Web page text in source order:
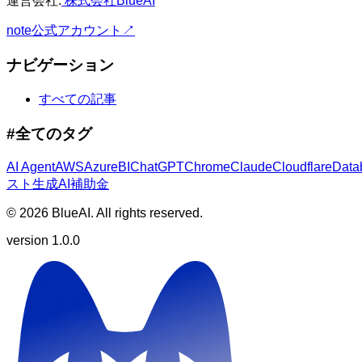
note公式アカウント ↗
ナビゲーション
すべての記事
#全てのタグ
AI Agent​​​​‌ ‍ ​‍​‍‌‍ ‌ ​‍‌‍‍‌‌‍‌ ‌‍‍‌‌‍ ‍​‍​‍​ ‍‍​‍​‍‌ ​ ‌‍​‌‌‍ ‍‌‍‍‌‌ ‌​‌ ‍‌​‍ ‍‌‍‍‌‌‍ ​‍​‍​‍ ​​‍​‍‌‍‍​‌ ​‍‌‍‌‌‌‍‌‍​‍​‍​ ‍‍​‍​‍‌‍‍​‌ ‌​‌ ‌​‌ ​​​ ‍‍​‍ ​‍ ‌‍ ​‌‍ ‌‍​ ‌‍​‌‌‍ ​‌‍‍​‌‍ ‌ ​ ‌ ‌​​ ‍‍​ ​ ​ ​ ​ ​ ​ ​ ​‍ ‌‍‍‌‌‍ ‍‌ ‌​‌‍‌‌‌‍ ‍‌ ‌​​‍ ‌‍‌‌‌‍‌​‌‍‍‌‌ ‌​​‍ ‌‍ ‌‌‍ ‌‍‌​‌‍‌‌​ ‌‌ ​​‌ ​‍‌‍‌‌‌ ​ ‌‍‌‌‌‍ ‍‌ ‌​‌‍​‌‌ ‌​‌‍‍‌‌‍ ‌‍ ‍​ ‍ ‌‍‍‌‌‍‌​​ ‌‌‍​‌​ ‍​​ ‌‍​ ‌‍​ ​​​ ‌​​ ‍‌​ ‌ ​‍ ‌​ ​​‌‍‌​​ ‍‌​ ​‍​‍ ‌​ ‌​​ ​‌​ ​‌​ ​​​‍ ‌‌‍​‌‌‍‌‍​ ‌​‌‍​‌​‍ ‌​ ‍‌​ ‍​​ ‍‌​ ‌‌​ ​​​ ‍​​ ‍‌‌‍​‌​ ​​​ ​ ​ ‍​‌‍​‌​ ‍ ‌ ‌​‌ ‍‌‌ ​​‌‍‌‌​ ‌‌ ‌​‌‍​‌‌‍‌ ​ ‍ ‌ ​​‌‍​‌‌ ‌​‌‍‍​​ ‌‌ ‌​‌‍‍‌‌ ‌​‌‍ ​‌‍‌‌​ ‌‍​‍‌‍​‌‌ ​ ‌‍‌‌‌‌‌‌‌ ​‍‌‍ ​​ ‌‌‍‍​‌ ‌​‌ ‌​‌ ​​​‍‌‌​ ​ ‌​​‌​‍‌‌​ ​‍‌​‌‍​‍‌‌​ ​‍‌​‌‍‌‍ ​‌‍ ‌‍​ ‌‍​‌‌‍ ​‌‍‍​‌‍ ‌ ​ ‌ ‌​​‍‌‌​ ​ ‌​​‌​ ​ ​ ​ ​ ​ ​ ​ ​‍‌‍‌‍‍‌‌‍‌​​ ‌‌‍​‌​ ‍​​ ‌‍​ ‌‍​ ​​​ ‌​​ ‍‌​ ‌ ​‍ ‌​ ​​‌‍‌​​ ‍‌​ ​‍​‍ ‌​ ‌​​ ​‌​ ​‌​ ​​​‍ ‌‌‍​‌‌‍‌‍​ ‌​‌‍​‌​‍ ‌​ ‍‌​ ‍​​ ‍‌​ ‌‌​ ​​​ ‍​​ ‍‌‌‍​‌​ ​​​ ​ ​ ‍​‌‍​‌​‍‌‍‌ ‌​‌ ‍‌‌ ​​‌‍‌‌​ ‌‌ ‌​‌‍​‌‌‍‌ ​‍‌‍‌ ​​‌‍​‌‌ ‌​‌‍‍​​ ‌‌ ‌​‌‍‍‌‌ ‌​‌‍ ​‌‍‌‌​‍‌‍‌ ​​‌‍‌‌‌ ​‍‌ ​ ‌ ​​‌‍‌‌‌‍​ ‌ ‌​‌‍‍‌‌ ‌‍‌‍‌‌​ ‌‌ ​​‌ ‌‌‌‍​‍‌‍ ​‌‍‍‌‌ ​ ‌‍‍​‌‍‌‌‌‍‌​​‍​‍‌ ‌AWS​​​​‌ ‍ ​‍​‍‌‍ ‌ ​‍‌‍‍‌‌‍‌ ‌‍‍‌‌‍ ‍​‍​‍​ ‍‍​‍​‍‌ ​ ‌‍​‌‌‍ ‍‌‍‍‌‌ ‌​‌ ‍‌​‍ ‍‌‍‍‌‌‍ ​‍​‍​‍ ​​‍​‍‌‍‍​‌ ​‍‌‍‌‌‌‍‌‍​‍​‍​ ‍‍​‍​‍‌‍‍​‌ ‌​‌ ‌​‌ ​​​ ‍‍​‍ ​‍ ‌‍ ​‌‍ ‌‍​ ‌‍​‌‌‍ ​‌‍‍​‌‍ ‌ ​ ‌ ‌​​ ‍‍​ ​ ​ ​ ​ ​ ​ ​ ​‍ ‌‍‍‌‌‍ ‍‌ ‌​‌‍‌‌‌‍ ‍‌ ‌​​‍ ‌‍‌‌‌‍‌​‌‍‍‌‌ ‌​​‍ ‌‍ ‌‌‍ ‌‍‌​‌‍‌‌​ ‌‌ ​​‌ ​‍‌‍‌‌‌ ​ ‌‍‌‌‌‍ ‍‌ ‌​‌‍​‌‌ ‌​‌‍‍‌‌‍ ‌‍ ‍​ ‍ ‌‍‍‌‌‍‌​​ ‌‌​​‌‌​‍​‌ ‌ ‌‍ ‌​‍ ​ ​‌‌‌‌‌​ ‌‌​ ‍‌‌‍​ ‌ ​ ‌​‌​‌ ‌‍‌​ ‌‌ ​‌​ ​‌‌‍‍ ‌ ‍‌‌​​‍‌‍‌‍‌‌‍‍‌​ ​ ‍ ‌ ‌​‌ ‍‌‌ ​​‌‍‌‌​ ‌‌ ‌​‌‍​‌‌‍‌ ​ ‍ ‌ ​​‌‍​‌‌ ‌​‌‍‍​​ ‌‌ ‌​‌‍‍‌‌ ‌​‌‍ ​‌‍‌‌​ ‌‍​‍‌‍​‌‌ ​ ‌‍‌‌‌‌‌‌‌ ​‍‌‍ ​​ ‌‌‍‍​‌ ‌​‌ ‌​‌ ​​​‍‌‌​ ​ ‌​​‌​‍‌‌​ ​‍‌​‌‍​‍‌‌​ ​‍‌​‌‍‌‍ ​‌‍ ‌‍​ ‌‍​‌‌‍ ​‌‍‍​‌‍ ‌ ​ ‌ ‌​​‍‌‌​ ​ ‌​​‌​ ​ ​ ​ ​ ​ ​ ​ ​‍‌‍‌‍‍‌‌‍‌​​ ‌‌​​‌‌​‍​‌ ‌ ‌‍ ‌​‍ ​ ​‌‌‌‌‌​ ‌‌​ ‍‌‌‍​ ‌ ​ ‌​‌​‌ ‌‍‌​ ‌‌ ​‌​ ​‌‌‍‍ ‌ ‍‌‌​​‍‌‍‌‍‌‌‍‍‌​ ​‍‌‍‌ ‌​‌ ‍‌‌ ​​‌‍‌‌​ ‌‌ ‌​‌‍​‌‌‍‌ ​‍‌‍‌ ​​‌‍​‌‌ ‌​‌‍‍​​ ‌‌ ‌​‌‍‍‌‌ ‌​‌‍ ​‌‍‌‌​‍‌‍‌ ​​‌‍‌‌‌ ​‍‌ ​ ‌ ​​‌‍‌‌‌‍​ ‌ ‌​‌‍‍‌‌ ‌‍‌‍‌‌​ ‌‌ ​​‌ ‌‌‌‍​‍‌‍ ​‌‍‍‌‌ ​ ‌‍‍​‌‍‌‌‌‍‌​​‍​‍‌ ‌Azure​​​​‌ ‍ ​‍​‍‌‍ ‌ ​‍‌‍‍‌‌‍‌ ‌‍‍‌‌‍ ‍​‍​‍​ ‍‍​‍​‍‌ ​ ‌‍​‌‌‍ ‍‌‍‍‌‌ ‌​‌ ‍‌​‍ ‍‌‍‍‌‌‍ ​‍​‍​‍ ​​‍​‍‌‍‍​‌ ​‍‌‍‌‌‌‍‌‍​‍​‍​ ‍‍​‍​‍‌‍‍​‌ ‌​‌ ‌​‌ ​​​ ‍‍​‍ ​‍ ‌‍ ​‌‍ ‌‍​ ‌‍​‌‌‍ ​‌‍‍​‌‍ ‌ ​ ‌ ‌​​ ‍‍​ ​ ​ ​ ​ ​ ​ ​ ​‍ ‌‍‍‌‌‍ ‍‌ ‌​‌‍‌‌‌‍ ‍‌ ‌​​‍ ‌‍‌‌‌‍‌​‌‍‍‌‌ ‌​​‍ ‌‍ ‌‌‍ ‌‍‌​‌‍‌‌​ ‌‌ ​​‌ ​‍‌‍‌‌‌ ​ ‌‍‌‌‌‍ ‍‌ ‌​‌‍​‌‌ ‌​‌‍‍‌‌‍ ‌‍ ‍​ ‍ ‌‍‍‌‌‍‌​​ ‌‌ ‍​‌‌​‌‌‌​‌​ ​‍‌ ‌‍​ ‍​​ ​‌‌‌‌‌‌‍ ‍‌‍​‍‌ ‌ ​ ​‌‌​‍‍‌​‌‌‌ ​‍​ ‌ ‌‌​​​ ​ ‌ ‌ ‌ ‍‍‌​‍ ‌ ​‍​ ‍ ‌ ‌​‌ ‍‌‌ ​​‌‍‌‌​ ‌‌ ‌​‌‍​‌‌‍‌ ​ ‍ ‌ ​​‌‍​‌‌ ‌​‌‍‍​​ ‌‌ ‌​‌‍‍‌‌ ‌​‌‍ ​‌‍‌‌​ ‌‍​‍‌‍​‌‌ ​ ‌‍‌‌‌‌‌‌‌ ​‍‌‍ ​​ ‌‌‍‍​‌ ‌​‌ ‌​‌ ​​​‍‌‌​ ​ ‌​​‌​‍‌‌​ ​‍‌​‌‍​‍‌‌​ ​‍‌​‌‍‌‍ ​‌‍ ‌‍​ ‌‍​‌‌‍ ​‌‍‍​‌‍ ‌ ​ ‌ ‌​​‍‌‌​ ​ ‌​​‌​ ​ ​ ​ ​ ​ ​ ​ ​‍‌‍‌‍‍‌‌‍‌​​ ‌‌ ‍​‌‌​‌‌‌​‌​ ​‍‌ ‌‍​ ‍​​ ​‌‌‌‌‌‌‍ ‍‌‍​‍‌ ‌ ​ ​‌‌​‍‍‌​‌‌‌ ​‍​ ‌ ‌‌​​​ ​ ‌ ‌ ‌ ‍‍‌​‍ ‌ ​‍​‍‌‍‌ ‌​‌ ‍‌‌ ​​‌‍‌‌​ ‌‌ ‌​‌‍​‌‌‍‌ ​‍‌‍‌ ​​‌‍​‌‌ ‌​‌‍‍​​ ‌‌ ‌​‌‍‍‌‌ ‌​‌‍ ​‌‍‌‌​‍‌‍‌ ​​‌‍‌‌‌ ​‍‌ ​ ‌ ​​‌‍‌‌‌‍​ ‌ ‌​‌‍‍‌‌ ‌‍‌‍‌‌​ ‌‌ ​​‌ ‌‌‌‍​‍‌‍ ​‌‍‍‌‌ ​ ‌‍‍​‌‍‌‌‌‍‌​​‍​‍‌ ‌BI​​​​‌ ‍ ​‍​‍‌‍ ‌ ​‍‌‍‍‌‌‍‌ ‌‍‍‌‌‍ ‍​‍​‍​ ‍‍​‍​‍‌ ​ ‌‍​‌‌‍ ‍‌‍‍‌‌ ‌​‌ ‍‌​‍ ‍‌‍‍‌‌‍ ​‍​‍​‍ ​​‍​‍‌‍‍​‌ ​‍‌‍‌‌‌‍‌‍​‍​‍​ ‍‍​‍​‍‌‍‍​‌ ‌​‌ ‌​‌ ​​​ ‍‍​‍ ​‍ ‌‍ ​‌‍ ‌‍​ ‌‍​‌‌‍ ​‌‍‍​‌‍ ‌ ​ ‌ ‌​​ ‍‍​ ​ ​ ​ ​ ​ ​ ​ ​‍ ‌‍‍‌‌‍ ‍‌ ‌​‌‍‌‌‌‍ ‍‌ ‌​​‍ ‌‍‌‌‌‍‌​‌‍‍‌‌ ‌​​‍ ‌‍ ‌‌‍ ‌‍‌​‌‍‌‌​ ‌‌ ​​‌ ​‍‌‍‌‌‌ ​ ‌‍‌‌‌‍ ‍‌ ‌​‌‍​‌‌ ‌​‌‍‍‌‌‍ ‌‍ ‍​ ‍ ‌‍‍‌‌‍‌​​ ‌‌‍‌​‌ ‌‍‌‌‍​‌‍​‌‌​ ​‌‍‌‍​ ​ ‌‌‍‌​ ‍‌​ ​‌​ ‍‌‌‍ ​‌​​‍‌​ ​‌‍‌ ‌​‍‌‌​​ ‌​ ​‌​ ​‌ ​ ‌ ‌‌​ ‌‍​ ‍ ‌ ‌​‌ ‍‌‌ ​​‌‍‌‌​ ‌‌ ‌​‌‍​‌‌‍‌ ​ ‍ ‌ ​​‌‍​‌‌ ‌​‌‍‍​​ ‌‌ ‌​‌‍‍‌‌ ‌​‌‍ ​‌‍‌‌​ ‌‍​‍‌‍​‌‌ ​ ‌‍‌‌‌‌‌‌‌ ​‍‌‍ ​​ ‌‌‍‍​‌ ‌​‌ ‌​‌ ​​​‍‌‌​ ​ ‌​​‌​‍‌‌​ ​‍‌​‌‍​‍‌‌​ ​‍‌​‌‍‌‍ ​‌‍ ‌‍​ ‌‍​‌‌‍ ​‌‍‍​‌‍ ‌ ​ ‌ ‌​​‍‌‌​ ​ ‌​​‌​ ​ ​ ​ ​ ​ ​ ​ ​‍‌‍‌‍‍‌‌‍‌​​ ‌‌‍‌​‌ ‌‍‌‌‍​‌‍​‌‌​ ​‌‍‌‍​ ​ ‌‌‍‌​ ‍‌​ ​‌​ ‍‌‌‍ ​‌​​‍‌​ ​‌‍‌ ‌​‍‌‌​​ ‌​ ​‌​ ​‌ ​ ‌ ‌‌​ ‌‍​‍‌‍‌ ‌​‌ ‍‌‌ ​​‌‍‌‌​ ‌‌ ‌​‌‍​‌‌‍‌ ​‍‌‍‌ ​​‌‍​‌‌ ‌​‌‍‍​​ ‌‌ ‌​‌‍‍‌‌ ‌​‌‍ ​‌‍‌‌​‍‌‍‌ ​​‌‍‌‌‌ ​‍‌ ​ ‌ ​​‌‍‌‌‌‍​ ‌ ‌​‌‍‍‌‌ ‌‍‌‍‌‌​ ‌‌ ​​‌ ‌‌‌‍​‍‌‍ ​‌‍‍‌‌ ​ ‌‍‍​‌‍‌‌‌‍‌​​‍​‍‌ ‌ ChatGPT​​​​‌ ‍ ​‍​‍‌‍ ‌ ​‍‌‍‍‌‌‍‌ ‌‍‍‌‌‍ ‍​‍​‍​ ‍‍​‍​‍‌ ​ ‌‍​‌‌‍ ‍‌‍‍‌‌ ‌​‌ ‍‌​‍ ‍‌‍‍‌‌‍ ​‍​‍​‍ ​​‍​‍‌‍‍​‌ ​‍‌‍‌‌‌‍‌‍​‍​‍​ ‍‍​‍​‍‌‍‍​‌ ‌​‌ ‌​‌ ​​​ ‍‍​‍ ​‍ ‌‍ ​‌‍ ‌‍​ ‌‍​‌‌‍ ​‌‍‍​‌‍ ‌ ​ ‌ ‌​​ ‍‍​ ​ ​ ​ ​ ​ ​ ​ ​‍ ‌‍‍‌‌‍ ‍‌ ‌​‌‍‌‌‌‍ ‍‌ ‌​​‍ ‌‍‌‌‌‍‌​‌‍‍‌‌ ‌​​‍ ‌‍ ‌‌‍ ‌‍‌​‌‍‌‌​ ‌‌ ​​‌ ​‍‌‍‌‌‌ ​ ‌‍‌‌‌‍ ‍‌ ‌​‌‍​‌‌ ‌​‌‍‍‌‌‍ ‌‍ ‍​ ‍ ‌‍‍‌‌‍‌​​ ‌​ ‌‌​ ​​‌‍​‌​ ​‍‌‍​‍​ ‌‍‌‍‌‌‌‍​‌​‍ ‌​ ‌‌​ ‌‌​ ‌​​ ​​​‍ ‌​ ‌​​ ​‌‌‍​ ‌‍‌​​‍ ‌‌‍​‌‌‍‌‍​ ‌‌​ ‍‌​‍ ‌‌‍​‌‌‍​‌​ ‍​​ ‍​​ ​ ​ ‌ ‌‍​‌​ ​ ​ ‌ ​ ‌​​ ‍​​ ‌‌​ ‍ ‌ ‌​‌ ‍‌‌ ​​‌‍‌‌​ ‌‌ ‌​‌‍​‌‌‍‌ ​ ‍ ‌ ​​‌‍​‌‌ ‌​‌‍‍​​ ‌‌ ‌​‌‍‍‌‌ ‌​‌‍ ​‌‍‌‌​ ‌‍​‍‌‍​‌‌ ​ ‌‍‌‌‌‌‌‌‌ ​‍‌‍ ​​ ‌‌‍‍​‌ ‌​‌ ‌​‌ ​​​‍‌‌​ ​ ‌​​‌​‍‌‌​ ​‍‌​‌‍​‍‌‌​ ​‍‌​‌‍‌‍ ​‌‍ ‌‍​ ‌‍​‌‌‍ ​‌‍‍​‌‍ ‌ ​ ‌ ‌​​‍‌‌​ ​ ‌​​‌​ ​ ​ ​ ​ ​ ​ ​ ​‍‌‍‌‍‍‌‌‍‌​​ ‌​ ‌‌​ ​​‌‍​‌​ ​‍‌‍​‍​ ‌‍‌‍‌‌‌‍​‌​‍ ‌​ ‌‌​ ‌‌​ ‌​​ ​​​‍ ‌​ ‌​​ ​‌‌‍​ ‌‍‌​​‍ ‌‌‍​‌‌‍‌‍​ ‌‌​ ‍‌​‍ ‌‌‍​‌‌‍​‌​ ‍​​ ‍​​ ​ ​ ‌ ‌‍​‌​ ​ ​ ‌ ​ ‌​​ ‍​​ ‌‌​‍‌‍‌ ‌​‌ ‍‌‌ ​​‌‍‌‌​ ‌‌ ‌​‌‍​‌‌‍‌ ​‍‌‍‌ ​​‌‍​‌‌ ‌​‌‍‍​​ ‌‌ ‌​‌‍‍‌‌ ‌​‌‍ ​‌‍‌‌​‍‌‍‌ ​​‌‍‌‌‌ ​‍‌ ​ ‌ ​​‌‍‌‌‌‍​ ‌ ‌​‌‍‍‌‌ ‌‍‌‍‌‌​ ‌‌ ​​‌ ‌‌‌‍​‍‌‍ ​‌‍‍‌‌ ​ ‌‍‍​‌‍‌‌‌‍‌​​‍​‍‌ ‌Chrome​​​​‌ ‍ ​‍​‍‌‍ ‌ ​‍‌‍‍‌‌‍‌ ‌‍‍‌‌‍ ‍​‍​‍​ ‍‍​‍​‍‌ ​ ‌‍​‌‌‍ ‍‌‍‍‌‌ ‌​‌ ‍‌​‍ ‍‌‍‍‌‌‍ ​‍​‍​‍ ​​‍​‍‌‍‍​‌ ​‍‌‍‌‌‌‍‌‍​‍​‍​ ‍‍​‍​‍‌‍‍​‌ ‌​‌ ‌​‌ ​​​ ‍‍​‍ ​‍ ‌‍ ​‌‍ ‌‍​ ‌‍​‌‌‍ ​‌‍‍​‌‍ ‌ ​ ‌ ‌​​ ‍‍​ ​ ​ ​ ​ ​ ​ ​ ​‍ ‌‍‍‌‌‍ ‍‌ ‌​‌‍‌‌‌‍ ‍‌ ‌​​‍ ‌‍‌‌‌‍‌​‌‍‍‌‌ ‌​​‍ ‌‍ ‌‌‍ ‌‍‌​‌‍‌‌​ ‌‌ ​​‌ ​‍‌‍‌‌‌ ​ ‌‍‌‌‌‍ ‍‌ ‌​‌‍​‌‌ ‌​‌‍‍‌‌‍ ‌‍ ‍​ ‍ ‌‍‍‌‌‍‌​​ ‌​ ‌‍​ ‌‌‌‍​ ‌‍​‌‌‍‌‌‌‍‌​‌‍​ ​ ​‍​‍ ‌​ ‌​‌‍​ ‌‍‌‍​ ​‍​‍ ‌​ ‌​​ ‍‌​ ‌​​ ‌​​‍ ‌‌‍​‌​ ‌‍‌‍‌​​ ‌‌​‍ ‌‌‍‌‌​ ​​​ ​ ​ ‍‌​ ​‌‌‍‌‌‌‍‌​​ ​​​ ‍‌​ ‌‌​ ‍​​ ​‍​ ‍ ‌ ‌​‌ ‍‌‌ ​​‌‍‌‌​ ‌‌ ‌​‌‍​‌‌‍‌ ​ ‍ ‌ ​​‌‍​‌‌ ‌​‌‍‍​​ ‌‌ ‌​‌‍‍‌‌ ‌​‌‍ ​‌‍‌‌​ ‌‍​‍‌‍​‌‌ ​ ‌‍‌‌‌‌‌‌‌ ​‍‌‍ ​​ ‌‌‍‍​‌ ‌​‌ ‌​‌ ​​​‍‌‌​ ​ ‌​​‌​‍‌‌​ ​‍‌​‌‍​‍‌‌​ ​‍‌​‌‍‌‍ ​‌‍ ‌‍​ ‌‍​‌‌‍ ​‌‍‍​‌‍ ‌ ​ ‌ ‌​​‍‌‌​ ​ ‌​​‌​ ​ ​ ​ ​ ​ ​ ​ ​‍‌‍‌‍‍‌‌‍‌​​ ‌​ ‌‍​ ‌‌‌‍​ ‌‍​‌‌‍‌‌‌‍‌​‌‍​ ​ ​‍​‍ ‌​ ‌​‌‍​ ‌‍‌‍​ ​‍​‍ ‌​ ‌​​ ‍‌​ ‌​​ ‌​​‍ ‌‌‍​‌​ ‌‍‌‍‌​​ ‌‌​‍ ‌‌‍‌‌​ ​​​ ​ ​ ‍‌​ ​‌‌‍‌‌‌‍‌​​ ​​​ ‍‌​ ‌‌​ ‍​​ ​‍​‍‌‍‌ ‌​‌ ‍‌‌ ​​‌‍‌‌​ ‌‌ ‌​‌‍​‌‌‍‌ ​‍‌‍‌ ​​‌‍​‌‌ ‌​‌‍‍​​ ‌‌ ‌​‌‍‍‌‌ ‌​‌‍ ​‌‍‌‌​‍‌‍‌ ​​‌‍‌‌‌ ​‍‌ ​ ‌ ​​‌‍‌‌‌‍​ ‌ ‌​‌‍‍‌‌ ‌‍‌‍‌‌​ ‌‌ ​​‌ ‌‌‌‍​‍‌‍ ​‌‍‍‌‌ ​ ‌‍‍​‌‍‌‌‌‍‌​​‍​‍‌ ‌Claude​​​​‌ ‍ ​‍​‍‌‍ ‌ ​‍‌‍‍‌‌‍‌ ‌‍‍‌‌‍ ‍​‍​‍​ ‍‍​‍​‍‌ ​ ‌‍​‌‌‍ ‍‌‍‍‌‌ ‌​‌ ‍‌​‍ ‍‌‍‍‌‌‍ ​‍​‍​‍ ​​‍​‍‌‍‍​‌ ​‍‌‍‌‌‌‍‌‍​‍​‍​ ‍‍​‍​‍‌‍‍​‌ ‌​‌ ‌​‌ ​​​ ‍‍​‍ ​‍ ‌‍ ​‌‍ ‌‍​ ‌‍​‌‌‍ ​‌‍‍​‌‍ ‌ ​ ‌ ‌​​ ‍‍​ ​ ​ ​ ​ ​ ​ ​ ​‍ ‌‍‍‌‌‍ ‍‌ ‌​‌‍‌‌‌‍ ‍‌ ‌​​‍ ‌‍‌‌‌‍‌​‌‍‍‌‌ ‌​​‍ ‌‍ ‌‌‍ ‌‍‌​‌‍‌‌​ ‌‌ ​​‌ ​‍‌‍‌‌‌ ​ ‌‍‌‌‌‍ ‍‌ ‌​‌‍​‌‌ ‌​‌‍‍‌‌‍ ‌‍ ‍​ ‍ ‌‍‍‌‌‍‌​​ ‌‌‍‌​‌ ‌‍‌‌‍​‌‍​‌‌​ ​‌‍‌‍​ ​ ‌‌‍‌​ ‍‌​ ​‌​ ‍‌‌‍ ​‌​​‍‌​ ​‌‍‌ ‌​‍‌‌​​ ‌​ ​‌​ ​‌ ​ ‌‍ ‌‌​‌‌​ ‍ ‌ ‌​‌ ‍‌‌ ​​‌‍‌‌​ ‌‌ ‌​‌‍​‌‌‍‌ ​ ‍ ‌ ​​‌‍​‌‌ ‌​‌‍‍​​ ‌‌ ‌​‌‍‍‌‌ ‌​‌‍ ​‌‍‌‌​ ‌‍​‍‌‍​‌‌ ​ ‌‍‌‌‌‌‌‌‌ ​‍‌‍ ​​ ‌‌‍‍​‌ ‌​‌ ‌​‌ ​​​‍‌‌​ ​ ‌​​‌​‍‌‌​ ​‍‌​‌‍​‍‌‌​ ​‍‌​‌‍‌‍ ​‌‍ ‌‍​ ‌‍​‌‌‍ ​‌‍‍​‌‍ ‌ ​ ‌ ‌​​‍‌‌​ ​ ‌​​‌​ ​ ​ ​ ​ ​ ​ ​ ​‍‌‍‌‍‍‌‌‍‌​​ ‌‌‍‌​‌ ‌‍‌‌‍​‌‍​‌‌​ ​‌‍‌‍​ ​ ‌‌‍‌​ ‍‌​ ​‌​ ‍‌‌‍ ​‌​​‍‌​ ​‌‍‌ ‌​‍‌‌​​ ‌​ ​‌​ ​‌ ​ ‌‍ ‌‌​‌‌​‍‌‍‌ ‌​‌ ‍‌‌ ​​‌‍‌‌​ ‌‌ ‌​‌‍​‌‌‍‌ ​‍‌‍‌ ​​‌‍​‌‌ ‌​‌‍‍​​ ‌‌ ‌​‌‍‍‌‌ ‌​‌‍ ​‌‍‌‌​‍‌‍‌ ​​‌‍‌‌‌ ​‍‌ ​ ‌ ​​‌‍‌‌‌‍​ ‌ ‌​‌‍‍‌‌ ‌‍‌‍‌‌​ ‌‌ ​​‌ ‌‌‌‍​‍‌‍ ​‌‍‍‌‌ ​ ‌‍‍​‌‍‌‌‌‍‌​​‍​‍‌ ‌Cloudflare​​​​‌ ‍ ​‍​‍‌‍ ‌ ​‍‌‍‍‌‌‍‌ ‌‍‍‌‌‍ ‍​‍​‍​ ‍‍​‍​‍‌ ​ ‌‍​‌‌‍ ‍‌‍‍‌‌ ‌​‌ ‍‌​‍ ‍‌‍‍‌‌‍ ​‍​‍​‍ ​​‍​‍‌‍‍​‌ ​‍‌‍‌‌‌‍‌‍​‍​‍​ ‍‍​‍​‍‌‍‍​‌ ‌​‌ ‌​‌ ​​​ ‍‍​‍ ​‍ ‌‍ ​‌‍ ‌‍​ ‌‍​‌‌‍ ​‌‍‍​‌‍ ‌ ​ ‌ ‌​​ ‍‍​ ​ ​ ​ ​ ​ ​ ​ ​‍ ‌‍‍‌‌‍ ‍‌ ‌​‌‍‌‌‌‍ ‍‌ ‌​​‍ ‌‍‌‌‌‍‌​‌‍‍‌‌ ‌​​‍ ‌‍ ‌‌‍ ‌‍‌​‌‍‌‌​ ‌‌ ​​‌ ​‍‌‍‌‌‌ ​ ‌‍‌‌‌‍ ‍‌ ‌​‌‍​‌‌ ‌​‌‍‍‌‌‍ ‌‍ ‍​ ‍ ‌‍‍‌‌‍‌​​ ‌‌‍‌‌​ ​​​ ‌ ‌‍‌​‌‍​‌​ ‌‍‌‍‌​​ ​ ​‍ ‌‌‍​‌​ ​ ​ ​​‌‍​ ​‍ ‌​ ‌​‌‍‌‍‌‍‌​​ ‌ ​‍ ‌​ ‍​​ ‌​‌‍​‌‌‍‌‌​‍ ‌‌‍‌​​ ​‍​ ‌​‌‍‌‌‌‍‌‍​ ‌​​ ​‌​ ‌ ‌‍‌​​ ‌‌​ ‍‌​ ‍‌​ ‍ ‌ ‌​‌ ‍‌‌ ​​‌‍‌‌​ ‌‌ ‌​‌‍​‌‌‍‌ ​ ‍ ‌ ​​‌‍​‌‌ ‌​‌‍‍​​ ‌‌ ‌​‌‍‍‌‌ ‌​‌‍ ​‌‍‌‌​ ‌‍​‍‌‍​‌‌ ​ ‌‍‌‌‌‌‌‌‌ ​‍‌‍ ​​ ‌‌‍‍​‌ ‌​‌ ‌​‌ ​​​‍‌‌​ ​ ‌​​‌​‍‌‌​ ​‍‌​‌‍​‍‌‌​ ​‍‌​‌‍‌‍ ​‌‍ ‌‍​ ‌‍​‌‌‍ ​‌‍‍​‌‍ ‌ ​ ‌ ‌​​‍‌‌​ ​ ‌​​‌​ ​ ​ ​ ​ ​ ​ ​ ​‍‌‍‌‍‍‌‌‍‌​​ ‌‌‍‌‌​ ​​​ ‌ ‌‍‌​‌‍​‌​ ‌‍‌‍‌​​ ​ ​‍ ‌‌‍​‌​ ​ ​ ​​‌‍​ ​‍ ‌​ ‌​‌‍‌‍‌‍‌​​ ‌ ​‍ ‌​ ‍​​ ‌​‌‍​‌‌‍‌‌​‍ ‌‌‍‌​​ ​‍​ ‌​‌‍‌‌‌‍‌‍​ ‌​​ ​‌​ ‌ ‌‍‌​​ ‌‌​ ‍‌​ ‍‌​‍‌‍‌ ‌​‌ ‍‌‌ ​​‌‍‌‌​ ‌‌ ‌​‌‍​‌‌‍‌ ​‍‌‍‌ ​​‌‍​‌‌ ‌​‌‍‍​​ ‌‌ ‌​‌‍‍‌‌ ‌​‌‍ ​‌‍‌‌​‍‌‍‌ ​​‌‍‌‌‌ ​‍‌ ​ ‌ ​​‌‍‌‌‌‍​ ‌ ‌​‌‍‍‌‌ ‌‍‌‍‌‌​ ‌‌ ​​‌ ‌‌‌‍​‍‌‍ ​‌‍‍‌‌ ​ ‌‍‍​‌‍‌‌‌‍‌​​‍​‍‌ ‌Databricks​​​​‌
スト​​​​‌ ‍ ​‍​‍‌‍ ‌ ​‍‌‍‍‌‌‍‌ ‌‍‍‌‌‍ ‍​‍​‍​ ‍‍​‍​‍‌ ​ ‌‍​‌‌‍ ‍‌‍‍‌‌ ‌​‌ ‍‌​‍ ‍‌‍‍‌‌‍ ​‍​‍​‍ ​​‍​‍‌‍‍​‌ ​‍‌‍‌‌‌‍‌‍​‍​‍​ ‍‍​‍​‍‌‍‍​‌ ‌​‌ ‌​‌ ​​​ ‍‍​‍ ​‍ ‌‍ ​‌‍ ‌‍​ ‌‍​‌‌‍ ​‌‍‍​‌‍ ‌ ​ ‌ ‌​​ ‍‍​ ​ ​ ​ ​ ​ ​ ​ ​‍ ‌‍‍‌‌‍ ‍‌ ‌​‌‍‌‌‌‍ ‍‌ ‌​​‍ ‌‍‌‌‌‍‌​‌‍‍‌‌ ‌​​‍ ‌‍ ‌‌‍ ‌‍‌​‌‍‌‌​ ‌‌ ​​‌ ​‍‌‍‌‌‌ ​ ‌‍‌‌‌‍ ‍‌ ‌​‌‍​‌‌ ‌​‌‍‍‌‌‍ ‌‍ ‍​ ‍ ‌‍‍‌‌‍‌​​ ‌‌‍​‌​ ‌‌​ ‌ ​ ​​​ ‌​‌‍‌‌‌‍‌‌‌‍‌‌​‍ ‌​ ​‌​ ‌​​ ​‌‌‍​‌​‍ ‌​ ‌​​ ​‍‌‍​‍‌‍‌​​‍ ‌‌‍​‌‌‍‌‌​ ‌‍​ ‍‌​‍ ‌​ ‍‌‌‍​‌​ ‌‌‌‍‌‌‌‍​ ​ ‌‍​ ‌‌‌‍​‍‌‍​‌​ ​‌​ ‌​​ ​‍​ ‍ ‌ ‌​‌ ‍‌‌ ​​‌‍‌‌​ ‌‌ ‌​‌‍​‌‌‍‌ ​ ‍ ‌ ​​‌‍​‌‌ ‌​‌‍‍​​ ‌‌ ‌​‌‍‍‌‌ ‌​‌‍ ​‌‍‌‌​ ‌‍​‍‌‍​‌‌ ​ ‌‍‌‌‌‌‌‌‌ ​‍‌‍ ​​ ‌‌‍‍​‌ ‌​‌ ‌​‌ ​​​‍‌‌​ ​ ‌​​‌​‍‌‌​ ​‍‌​‌‍​‍‌‌​ ​‍‌​‌‍‌‍ ​‌‍ ‌‍​ ‌‍​‌‌‍ ​‌‍‍​‌‍ ‌ ​ ‌ ‌​​‍‌‌​ ​ ‌​​‌​ ​ ​ ​ ​ ​ ​ ​ ​‍‌‍‌‍‍‌‌‍‌​​ ‌‌‍​‌​ ‌‌​ ‌ ​ ​​​ ‌​‌‍‌‌‌‍‌‌‌‍‌‌​‍ ‌​ ​‌​ ‌​​ ​‌‌‍​‌​‍ ‌​ ‌​​ ​‍‌‍​‍‌‍‌​​‍ ‌‌‍​‌‌‍‌‌​ ‌‍​ ‍‌​‍ ‌​ ‍‌‌‍​‌​ ‌‌‌‍‌‌‌‍​ ​ ‌‍​ ‌‌‌‍​‍‌‍​‌​ ​‌​ ‌​​ ​‍​‍‌‍‌ ‌​‌ ‍‌‌ ​​‌‍‌‌​ ‌‌ ‌​‌‍​‌‌‍‌ ​‍‌‍‌ ​​‌‍​‌‌ ‌​‌‍‍​​ ‌‌ ‌​‌‍‍‌‌ ‌​‌‍ ​‌‍‌‌​‍‌‍‌ ​​‌‍‌‌‌ ​‍‌ ​ ‌ ​​‌‍‌‌‌‍​ ‌ ‌​‌‍‍‌‌ ‌‍‌‍‌‌​ ‌‌ ​​‌ ‌‌‌‍​‍‌‍ ​‌‍‍‌‌ ​ ‌‍‍​‌‍‌‌‌‍‌​​‍​‍‌ ‌ 生成AI​​​​‌ ‍ ​‍​‍‌‍ ‌ ​‍‌‍‍‌‌‍‌ ‌‍‍‌‌‍ ‍​‍​‍​ ‍‍​‍​‍‌ ​ ‌‍​‌‌‍ ‍‌‍‍‌‌ ‌​‌ ‍‌​‍ ‍‌‍‍‌‌‍ ​‍​‍​‍ ​​‍​‍‌‍‍​‌ ​‍‌‍‌‌‌‍‌‍​‍​‍​ ‍‍​‍​‍‌‍‍​‌ ‌​‌ ‌​‌ ​​​ ‍‍​‍ ​‍ ‌‍ ​‌‍ ‌‍​ ‌‍​‌‌‍ ​‌‍‍​‌‍ ‌ ​ ‌ ‌​​ ‍‍​ ​ ​ ​ ​ ​ ​ ​ ​‍ ‌‍‍‌‌‍ ‍‌ ‌​‌‍‌‌‌‍ ‍‌ ‌​​‍ ‌‍‌‌‌‍‌​‌‍‍‌‌ ‌​​‍ ‌‍ ‌‌‍ ‌‍‌​‌‍‌‌​ ‌‌ ​​‌ ​‍‌‍‌‌‌ ​ ‌‍‌‌‌‍ ‍‌ ‌​‌‍​‌‌ ‌​‌‍‍‌‌‍ ‌‍ ‍​ ‍ ‌‍‍‌‌‍‌​​ ‌​ ​‍​ ​​‌‍​ ‌‍​‌​ ​‌​ ‍​​ ‍‌‌‍‌​​‍ ‌‌‍‌‍‌‍‌​‌‍‌​​ ‌ ​‍ ‌​ ‌​​ ‍​‌‍‌‍​ ​ ​‍ ‌‌‍​‍​ ‌‌‌‍​ ‌‍​‌​‍ ‌​ ‌​​ ‌‌​ ‌‍​ ‍​​ ‌ ‌‍‌‍​ ‌‌‌‍​ ​ ‍‌‌‍​‍​ ‍​​ ​‌​ ‍ ‌ ‌​‌ ‍‌‌ ​​‌‍‌‌​ ‌‌ ‌​‌‍​‌‌‍‌ ​ ‍ ‌ ​​‌‍​‌‌ ‌​‌‍‍​​ ‌‌ ‌​‌‍‍‌‌ ‌​‌‍ ​‌‍‌‌​ ‌‍​‍‌‍​‌‌ ​ ‌‍‌‌‌‌‌‌‌ ​‍‌‍ ​​ ‌‌‍‍​‌ ‌​‌ ‌​‌ ​​​‍‌‌​ ​ ‌​​‌​‍‌‌​ ​‍‌​‌‍​‍‌‌​ ​‍‌​‌‍‌‍ ​‌‍ ‌‍​ ‌‍​‌‌‍ ​‌‍‍​‌‍ ‌ ​ ‌ ‌​​‍‌‌​ ​ ‌​​‌​ ​ ​ ​ ​ ​ ​ ​ ​‍‌‍‌‍‍‌‌‍‌​​ ‌​ ​‍​ ​​‌‍​ ‌‍​‌​ ​‌​ ‍​​ ‍‌‌‍‌​​‍ ‌‌‍‌‍‌‍‌​‌‍‌​​ ‌ ​‍ ‌​ ‌​​ ‍​‌‍‌‍​ ​ ​‍ ‌‌‍​‍​ ‌‌‌‍​ ‌‍​‌​‍ ‌​ ‌​​ ‌‌​ ‌‍​ ‍​​ ‌ ‌‍‌‍​ ‌‌‌‍​ ​ ‍‌‌‍​‍​ ‍​​ ​‌​‍‌‍‌ ‌​‌ ‍‌‌ ​​‌‍‌‌​ ‌‌ ‌​‌‍​‌‌‍‌ ​‍‌‍‌ ​​‌‍​‌‌ ‌​‌‍‍​​ ‌‌ ‌​‌‍‍‌‌ ‌​‌‍ ​‌‍‌‌​‍‌‍‌ ​​‌‍‌‌‌ ​‍‌ ​ ‌ ​​‌‍‌‌‌‍​ ‌ ‌​‌‍‍‌‌ ‌‍‌‍‌‌​ ‌‌ ​​‌ ‌‌‌‍​‍‌‍ ​‌‍‍‌‌ ​ ‌‍‍​‌‍‌‌‌‍‌​​‍​‍‌ ‌ 補助金​​​​‌ ‍ ​‍​‍‌‍ ‌ ​‍‌‍‍‌‌‍‌ ‌‍‍‌‌‍ ‍​‍​‍​ ‍‍​‍​‍‌ ​ ‌‍​‌‌‍ ‍‌‍‍‌‌ ‌​‌ ‍‌​‍ ‍‌‍‍‌‌‍ ​‍​‍​‍ ​​‍​‍‌‍‍​‌ ​‍‌‍‌‌‌‍‌‍​‍​‍​ ‍‍​‍​‍‌‍‍​‌ ‌​‌ ‌​‌ ​​​ ‍‍​‍ ​‍ ‌‍ ​‌‍ ‌‍​ ‌‍​‌‌‍ ​‌‍‍​‌‍ ‌ ​ ‌ ‌​​ ‍‍​ ​ ​ ​ ​ ​ ​ ​ ​‍ ‌‍‍‌‌‍ ‍‌ ‌​‌‍‌‌‌‍ ‍‌ ‌​​‍ ‌‍‌‌‌‍‌​‌‍‍‌‌ ‌​​‍ ‌‍ ‌‌‍ ‌‍‌​‌‍‌‌​ ‌‌ ​​‌ ​‍‌‍‌‌‌ ​ ‌‍‌‌‌‍ ‍‌ ‌​‌‍​‌‌ ‌​‌‍‍‌‌‍ ‌‍ ‍​ ‍ ‌‍‍‌‌‍‌​​ ‌‌‍​‍​ ‌‌‌‍‌‌​ ​‌‌‍​ ​ ‍‌‌‍‌‌​ ‌‌​‍ ‌‌‍‌‍​ ‍​​ ​ ‌‍‌‌​‍ ‌​ ‌​​ ‌​​ ​​​ ‍‌​‍ ‌‌‍​‌‌‍​ ​ ​​​ ‍​​‍ ‌​ ​ ​ ‌ ​ ‍‌​ ​‍​ ​​​ ​ ​ ​‍​ ‌​‌‍​‍‌‍‌‌‌‍‌‌‌‍‌‍​ ‍ ‌ ‌​‌ ‍‌‌ ​​‌‍‌‌​ ‌‌ ‌​‌‍​‌‌‍‌ ​ ‍ ‌ ​​‌‍​‌‌ ‌​‌‍‍​​ ‌‌ ‌​‌‍‍‌‌ ‌​‌‍ ​‌‍‌‌​ ‌‍​‍‌‍​‌‌ ​ ‌‍‌‌‌‌‌‌‌ ​‍‌‍ ​​ ‌‌‍‍​‌ ‌​‌ ‌​‌ ​​​‍‌‌​ ​ ‌​​‌​‍‌‌​ ​‍‌​‌‍​‍‌‌​ ​‍‌​‌‍‌‍ ​‌‍ ‌‍​ ‌‍​‌‌‍ ​‌‍‍​‌‍ ‌ ​ ‌ ‌​​‍‌‌​ ​ ‌​​‌​ ​ ​ ​ ​ ​ ​ ​ ​‍‌‍‌‍‍‌‌‍‌​​ ‌‌‍​‍​ ‌‌‌‍‌‌​ ​‌‌‍​ ​ ‍‌‌‍‌‌​ ‌‌​‍ ‌‌‍‌‍​ ‍​​ ​ ‌‍‌‌​‍ ‌​ ‌​​ ‌​​ ​​​ ‍‌​‍ ‌‌‍​‌‌‍​ ​ ​​​ ‍​​‍ ‌​ ​ ​ ‌ ​ ‍‌​ ​‍​ ​​​ ​ ​ ​‍​ ‌​‌‍​‍‌‍‌‌‌‍‌‌‌‍‌‍​‍‌‍‌ ‌​‌ ‍‌‌ ​​‌‍‌‌​ ‌‌ ‌​‌‍​‌‌‍‌ ​‍‌‍‌ ​​‌‍​‌‌ ‌​‌‍‍​​ ‌‌ ‌​‌‍‍‌‌ ‌​‌‍ ​‌‍‌‌​‍‌‍‌ ​​‌‍‌‌‌ ​‍‌ ​ ‌ ​​‌‍‌‌‌‍​ ‌ ‌​‌‍‍‌‌ ‌‍‌‍‌‌​ ‌‌ ​​‌ ‌‌‌‍​‍‌‍ ​‌‍‍‌‌ ​ ‌‍‍​‌‍‌‌‌‍‌​​‍​‍‌ ‌
© 2026 BlueAI. All rights reserved.
version 1.0.0